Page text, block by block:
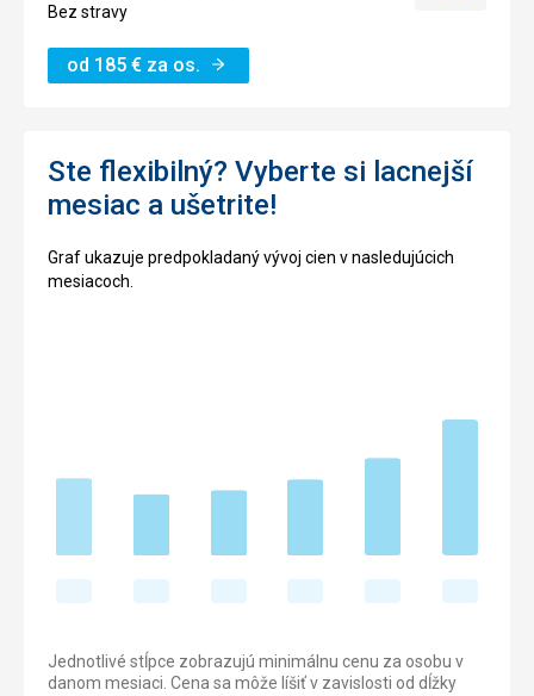
Bez stravy
od 185 € za os.
Ste flexibilný? Vyberte si lacnejší
mesiac a ušetrite!
Graf ukazuje predpokladaný vývoj cien v nasledujúcich
mesiacoch.
Jednotlivé stĺpce zobrazujú minimálnu cenu za osobu v
danom mesiaci. Cena sa môže líšiť v zavislosti od dĺžky